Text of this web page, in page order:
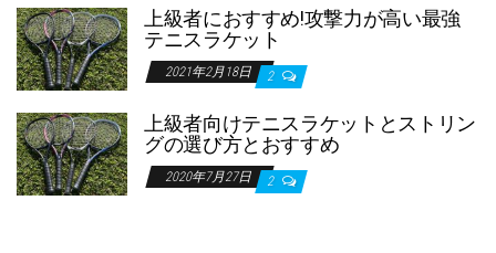
上級者におすすめ!攻撃力が高い最強
テニスラケット
2021年2月18日 2
上級者向けテニスラケットとストリン
グの選び方とおすすめ
2020年7月27日 2